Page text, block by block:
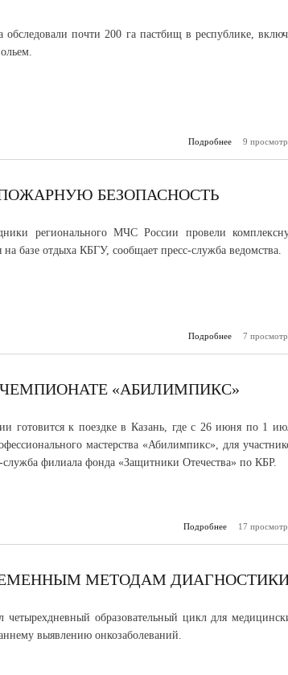
обследовали почти 200 га пастбищ в республике,
Подробнее
о В КБР
9
БЕЗОПАСНОСТЬ
регионального МЧС России провели
базе отдыха КБГУ, сообщает пресс-служба ведомства.
Подробнее
о На базе
7
«АБИЛИМПИКС»
готовится к поездке в Казань, где с 26 июня по 1
мастерства «Абилимпикс», для
служба филиала фонда «Защитники Отечества» по КБР.
Подробнее
о
17
МЕТОДАМ
образовательный цикл для
выявлению онкозаболеваний.